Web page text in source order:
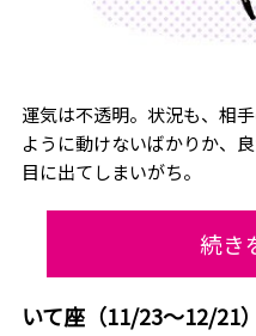
運気は不透明。状況も、相
ように動けないばかりか、
目に出てしまいがち。
続き
いて座（11/23～12/21）